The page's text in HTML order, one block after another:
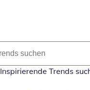
Inspirierende Trends